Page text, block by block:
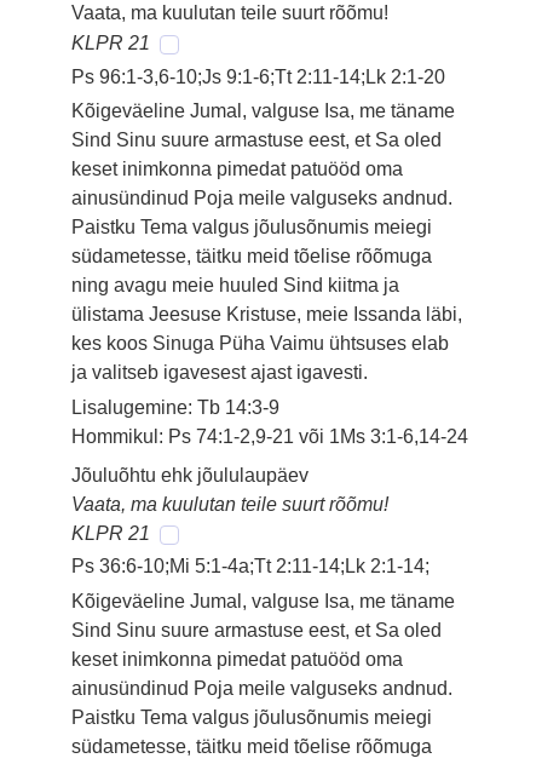
Vaata, ma kuulutan teile suurt rõõmu!
KLPR 21
Ps 96:1-3,6-10;Js 9:1-6;Tt 2:11-14;Lk 2:1-20
Kõigeväeline Jumal, valguse Isa, me täname
Sind Sinu suure armastuse eest, et Sa oled
keset inimkonna pimedat patuööd oma
ainusündinud Poja meile valguseks andnud.
Paistku Tema valgus jõulusõnumis meiegi
südametesse, täitku meid tõelise rõõmuga
ning avagu meie huuled Sind kiitma ja
ülistama Jeesuse Kristuse, meie Issanda läbi,
kes koos Sinuga Püha Vaimu ühtsuses elab
ja valitseb igavesest ajast igavesti.
Lisalugemine: Tb 14:3-9
Hommikul: Ps 74:1-2,9-21 või 1Ms 3:1-6,14-24
Jõuluõhtu ehk jõululaupäev
Vaata, ma kuulutan teile suurt rõõmu!
KLPR 21
Ps 36:6-10;Mi 5:1-4a;Tt 2:11-14;Lk 2:1-14;
Kõigeväeline Jumal, valguse Isa, me täname
Sind Sinu suure armastuse eest, et Sa oled
keset inimkonna pimedat patuööd oma
ainusündinud Poja meile valguseks andnud.
Paistku Tema valgus jõulusõnumis meiegi
südametesse, täitku meid tõelise rõõmuga